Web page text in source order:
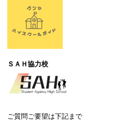
ＳＡＨ協力校
ご質問ご要望は下記まで